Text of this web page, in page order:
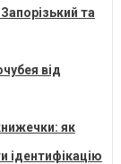
та
від
як
ідентифікацію